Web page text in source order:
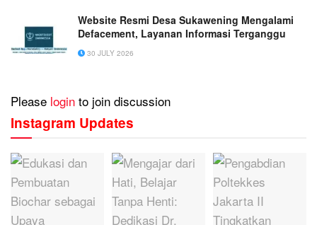
Website Resmi Desa Sukawening Mengalami
Defacement, Layanan Informasi Terganggu
30 JULY 2026
Please login to join discussion
Instagram Updates